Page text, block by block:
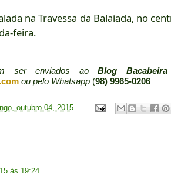
na Travessa da Balaiada, no
feira.
ser enviados aoBlog
ou pelo Whatsapp (98) 9965-0206
outubro 04, 2015
às 19:24